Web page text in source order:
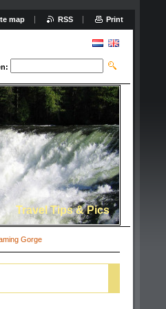
Travel Tips & Pics
Gorge
map RSS Print